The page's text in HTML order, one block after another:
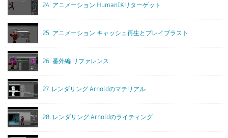
24. アニメーション HumanIKリターゲット
25. アニメーション キャッシュ再生とプレイブラスト
26. 番外編 リファレンス
27. レンダリング Arnoldのマテリアル
28. レンダリング Arnoldのライティング